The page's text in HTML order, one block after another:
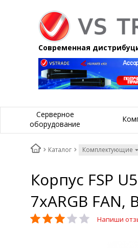
Современная
Серверное
оборудование
Каталог Комплектующие
Корпус FSP
7xARGB FAN,
Напиши